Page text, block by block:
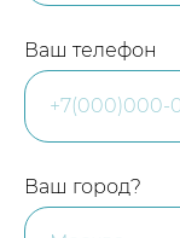
Ваш телефон
Ваш город?